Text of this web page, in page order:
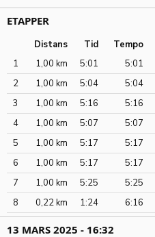
ETAPPER
Distans Tid Tempo
1
1,00 km 5:01 5:01
2
1,00 km 5:04 5:04
3
1,00 km 5:16 5:16
4
1,00 km 5:07 5:07
5
1,00 km 5:17 5:17
6
1,00 km 5:17 5:17
7
1,00 km 5:25 5:25
8
0,22 km 1:24 6:16
13 MARS 2025 - 16:32